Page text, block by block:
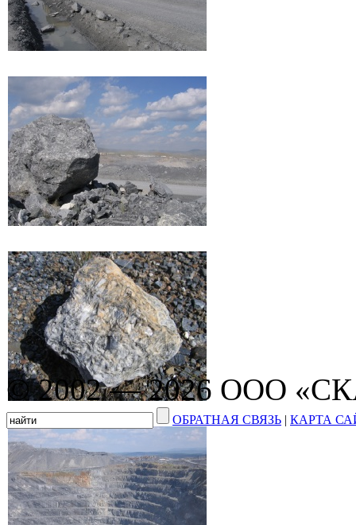
© 2002 — 2026 ООО
ОБРАТНАЯ СВЯЗЬ | КАРТА